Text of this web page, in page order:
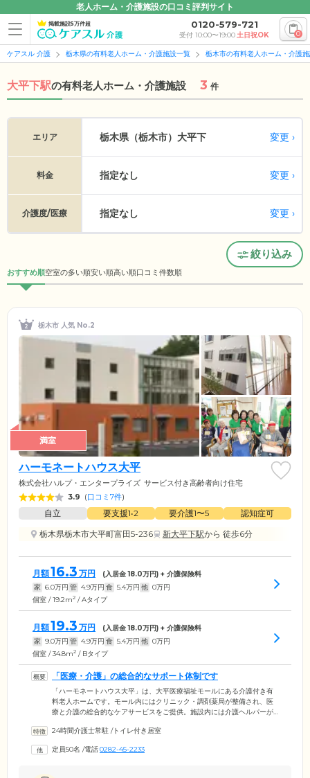
老人ホーム・介護施設の口コミ評判サイト
掲載施設5万件超 0120-579-721
受付 10:00〜19:00土日祝OK 0
ケアスル 介護 栃木県の有料老人ホーム・介護施設一覧 栃木市の有料老人ホーム・介護
大平下駅の有料老人ホーム・介護施設 3 件
エリア 栃木県（栃木市） 大平下 変更
料金 指定なし 変更
介護度/医療 指定なし 変更
絞り込み
おすすめ順空室の多い順安い順高い順口コミ件数順
栃木市 人気 No.2
満室
ハーモネートハウス大平
株式会社ハルプ・エンタープライズ サービス付き高齢者向け住宅
3.9 (口コミ7件)
自立 要支援1•2 要介護1〜5
認知症可
栃木県栃木市大平町富田5-236
新大平下駅から 徒歩6分
月額16.3 万円 (入居金18.0万円) + 介護保険料
家 6.0万円 管 4.9万円 食 5.4万円 他 0万円
個室 / 19.2m2 / Aタイプ
月額19.3 万円 (入居金18.0万円) + 介護保険料
家 9.0万円 管 4.9万円 食 5.4万円 他 0万円
個室 / 34.8m2 / Bタイプ
「医療・介護」の総合的なサポート体制です
「ハーモネートハウス大平」は、大平医療福祉モールにある介護付き有
料老人ホームです。モール内にはクリニック・調剤薬局が整備され、医
療と介護の総合的なケアサービスをご提供。施設内には介護ヘルパーが
す。また、日中は看護師も常駐。万が一の体調不良や急な怪我に備え
オンコール体制をとり、すぐに医療的サポートを受けられる状態です。
24時間介護士常駐 /トイレ付き居室
定員50名 /電話0282-45-2233